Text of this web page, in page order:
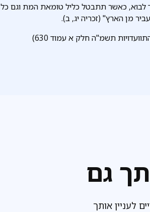
לבוא, כאשר תתבטל כליל טומאת המת וגם
מן הארץ" (זכריה יג, ב).
גם
לעניין אותך